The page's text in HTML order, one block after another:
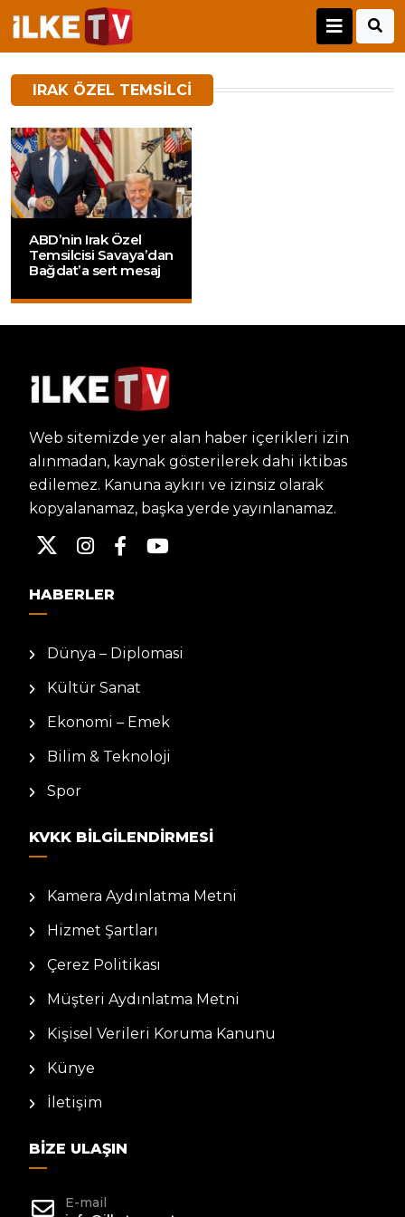
IRAK ÖZEL TEMSILCI
ABD’nin Irak Özel
Temsilcisi Savaya’dan
Bağdat’a sert mesaj
Web sitemizde yer alan haber içerikleri izin
alınmadan, kaynak gösterilerek dahi iktibas
edilemez. Kanuna aykırı ve izinsiz olarak
kopyalanamaz, başka yerde yayınlanamaz.
HABERLER
Dünya – Diplomasi
Kültür Sanat
Ekonomi – Emek
Bilim & Teknoloji
Spor
KVKK BILGILENDIRMESI
Kamera Aydınlatma Metni
Hizmet Şartları
Çerez Politikası
Müşteri Aydınlatma Metni
Kişisel Verileri Koruma Kanunu
Künye
İletişim
BIZE ULAŞIN
E-mail